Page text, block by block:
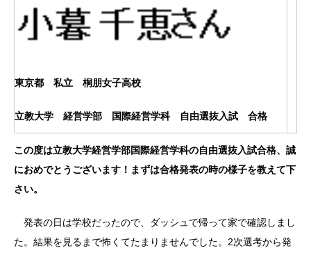
東京都 私立 桐朋女子高校
立教大学 経営学部 国際経営学科 自由選抜入試 合格
この度は立教大学経営学部国際経営学科の自由選抜入試合格、誠
におめでとうございます！まずは合格発表の時の様子を教えて下
さい。
発表の日は学校だったので、ダッシュで帰って家で確認しまし
た。結果を見るまで怖くてたまりませんでした。2次選考から発